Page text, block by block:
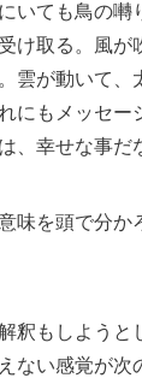
いても鳥の囀
け取る。風が
雲が動いて、
にもメッセー
、幸せな事だ
味を頭で分か
釈もしようと
ない感覚が次